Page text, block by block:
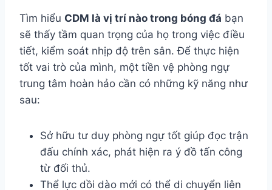
Tìm hiểu CDM là vị trí nào trong bóng đá bạn
sẽ thấy tầm quan trọng của họ trong việc điều
tiết, kiểm soát nhịp độ trên sân. Để thực hiện
tốt vai trò của mình, một tiền vệ phòng ngự
trung tâm hoàn hảo cần có những kỹ năng như
sau:
Sở hữu tư duy phòng ngự tốt giúp đọc trận
đấu chính xác, phát hiện ra ý đồ tấn công
từ đối thủ.
Thể lực dồi dào mới có thể di chuyển liên